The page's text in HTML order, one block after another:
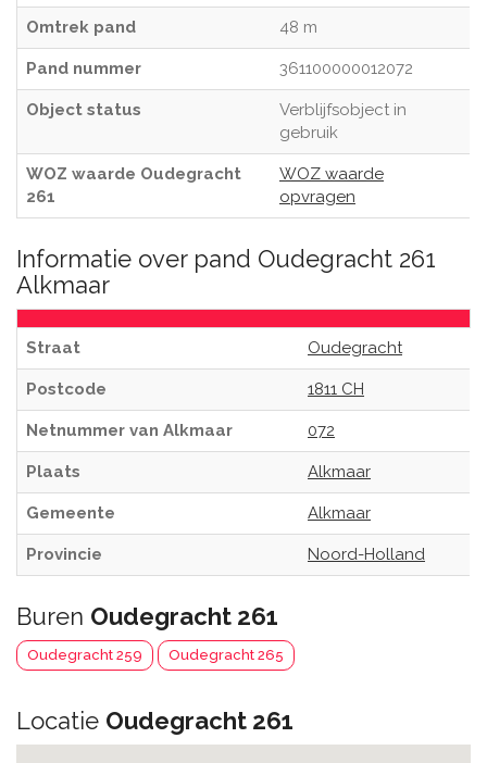
Omtrek pand 48 m
Pand nummer 361100000012072
Object status
Verblijfsobject in
gebruik
WOZ waarde Oudegracht
261
WOZ waarde
opvragen
Informatie over pand Oudegracht 261
Alkmaar
Straat Oudegracht
Postcode 1811 CH
Netnummer van Alkmaar 072
Plaats Alkmaar
Gemeente Alkmaar
Provincie Noord-Holland
Buren Oudegracht 261
Oudegracht 259 Oudegracht 265
Locatie Oudegracht 261